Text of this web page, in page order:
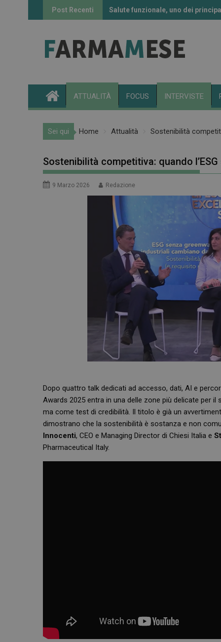
Post Recenti Salute funzionale, uno dei
Informazione sui farmaci: l’uso
ATTUALITÀ FOCUS INTERVISTE
Sei qui Home Attualità Sostenibilità
Sostenibilità competitiva: quando
9 Marzo 2026 Redazione
Dopo quattro talk dedicati ad accesso, dati, AI e
Awards 2025 entra in una delle zone più delicate per il
ma come test di credibilità. Il titolo è già un
dimostrano che la sostenibilità è sostanza e non
Innocenti, CEO e Managing Director di Chiesi Italia e
Pharmaceutical Italy.